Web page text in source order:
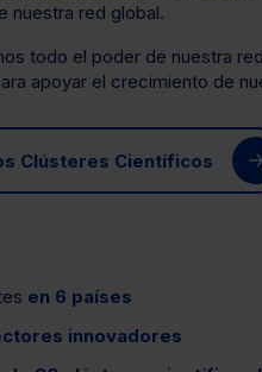
nuestra red global.
todo el poder de nuestra
apoyar el crecimiento de
Clústeres Científicos
en 6 países
innovadores